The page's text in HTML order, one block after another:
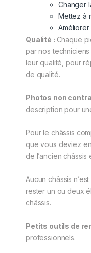
Changer
Mettez à
Améliorer
Qualité : Chaque
par nos
leur qualité, pour
de qualité.
Photos non
description pour
Pour le châssis
que vous deviez
de l’ancien
Aucun châssis
rester un ou deux
châssis.
Petits outils de
professionnels.